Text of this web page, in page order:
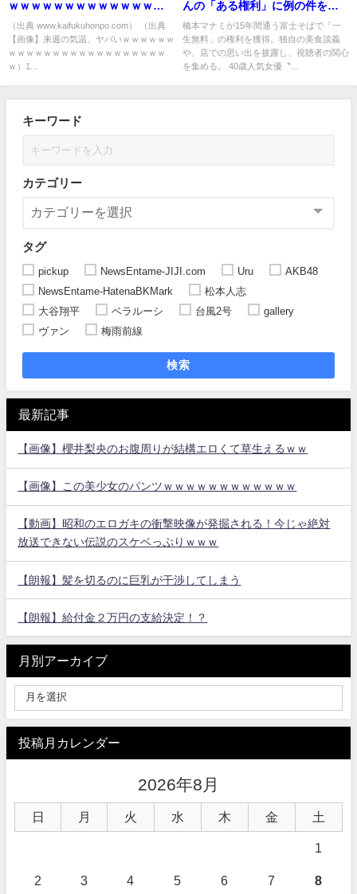
ｗｗｗｗｗｗｗｗｗｗｗｗｗｗ
ｗｗｗｗｗｗｗｗｗｗ
（出典 www.kaifukuhonpo.com） （出典
【画像】来週の気温、ヤバいｗｗｗｗｗｗ
ｗｗｗｗｗｗｗｗｗｗｗｗｗｗｗｗｗｗ
ｗ）1...
んの「ある権利」に例の件を思
い起こすことに
橋本マナミが15年間通う富士そばで「一
生無料」の権利を獲得。独自の美食談義
や、店での思い出を披露し、視聴者の関心
を集める。 40歳人気女優〝...
キーワード
カテゴリー
タグ
pickup NewsEntame-JIJI.com Uru
AKB48
NewsEntame-HatenaBKMark
松本人志
大谷翔平
ベラルーシ 台風2号
gallery
ヴァン
梅雨前線
検索
最新記事
【画像】櫻井梨央のお腹周りが結構エロくて草生えるｗｗ
【画像】この美少女のパンツｗｗｗｗｗｗｗｗｗｗｗｗ
【動画】昭和のエロガキの衝撃映像が発掘される！今じゃ絶対
放送できない伝説のスケベっぷりｗｗｗ
【朗報】髪を切るのに巨乳が干渉してしまう
【朗報】給付金２万円の支給決定！？
月別アーカイブ
投稿月カレンダー
2026年8月
日 月 火 水 木 金 土
1
2 3 4 5 6 7 8